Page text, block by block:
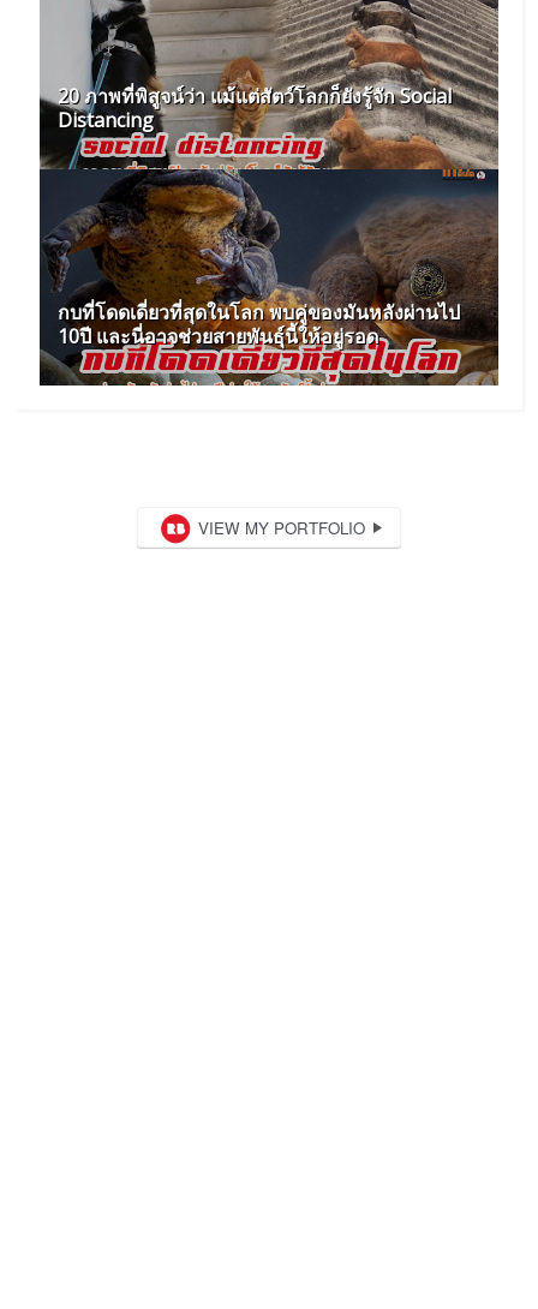
20 ภาพที่พิสูจน์ว่า แม้แต่สัตว์โลกก็ยังรู้จัก Social
Distancing
กบที่โดดเดี่ยวที่สุดในโลก พบคู่ของมันหลังผ่านไป
10ปี และนี่อาจช่วยสายพันธุ์นี้ให้อยู่รอด